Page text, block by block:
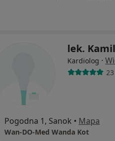
lek.
Kardiolog ·
Pogodna 1, Sanok • Mapa
Wan-DO-Med Wanda Kot